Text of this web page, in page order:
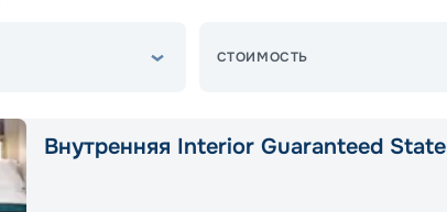
СТОИМОСТЬ
Внутренняя Interior Guaranteed